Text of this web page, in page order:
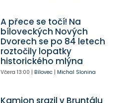
A přece se točí! Na
bíloveckých Nových
Dvorech se po 84 letech
roztočily lopatky
historického mlýna
Včera 13:00 | Bílovec| Michal Slonina
Kamion srazil v Bruntálu